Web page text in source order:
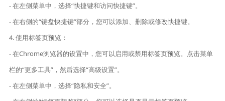
- 在左侧菜单中，选择“快捷键和访问快捷键”。
- 在右侧的“键盘快捷键”部分，您可以添加、删除或修改快捷键。
4. 使用标签页预览：
- 在Chrome浏览器的设置中，您可以启用或禁用标签页预览。点击菜单
栏的“更多工具”，然后选择“高级设置”。
- 在左侧菜单中，选择“隐私和安全”。